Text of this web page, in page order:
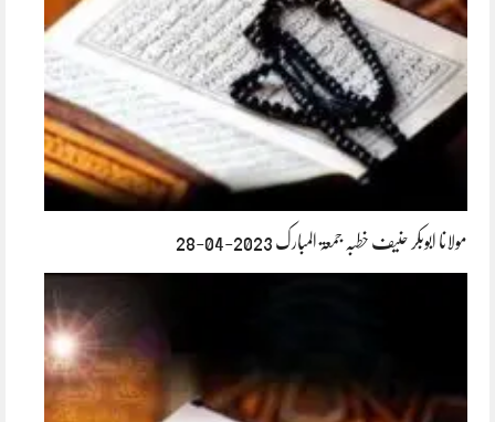
مولانا ابوبکر حنیف خطبہ جمعۃ المبارک 2023-04-28